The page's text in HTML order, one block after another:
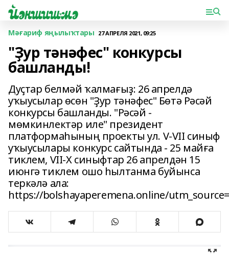
Мәғариф яңылыҡтары 27 АПРЕЛЯ 2021, 09:25
"Ҙур тәнәфес" конкурсы
башланды!
Дуҫтар белмәй ҡалмағыҙ: 26 апрелдә
уҡыусылар өсөн "Ҙур тәнәфес" Бөтә Рәсәй
конкурсы башланды. "Рәсәй -
мөмкинлектәр иле" президент
платформаһының проекты ул. V-VII синыф
уҡыусылары конкурс сайтында - 25 майға
тиклем, VII-X синыфтар 26 апрелдән 15
июнгә тиклем ошо һылтанма буйынса
теркәлә ала:
https://bolshayaperemena.online/